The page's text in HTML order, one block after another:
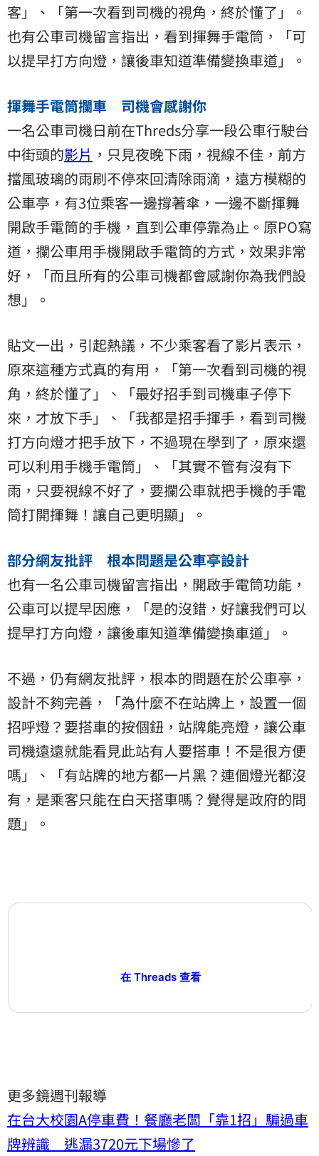
客」、「第一次看到司機的視角，終於懂了」。
也有公車司機留言指出，看到揮舞手電筒，「可
以提早打方向燈，讓後車知道準備變換車道」。
揮舞手電筒攔車 司機會感謝你
一名公車司機日前在Threds分享一段公車行駛台
中街頭的影片 ，只見夜晚下雨，視線不佳，前方
擋風玻璃的雨刷不停來回清除雨滴，遠方模糊的
公車亭，有3位乘客一邊撐著傘，一邊不斷揮舞
開啟手電筒的手機，直到公車停靠為止。原PO寫
道，攔公車用手機開啟手電筒的方式，效果非常
好，「而且所有的公車司機都會感謝你為我們設
想」。
貼文一出，引起熱議，不少乘客看了影片表示，
原來這種方式真的有用，「第一次看到司機的視
角，終於懂了」、「最好招手到司機車子停下
來，才放下手」、「我都是招手揮手，看到司機
打方向燈才把手放下，不過現在學到了，原來還
可以利用手機手電筒」、「其實不管有沒有下
雨 ，只要視線不好了，要攔公車就把手機的手電
筒打開揮舞！讓自己更明顯」。
部分網友批評 根本問題是公車亭設計
也有一名公車司機留言指出，開啟手電筒功能，
公車可以提早因應，「是的沒錯，好讓我們可以
提早打方向燈，讓後車知道準備變換車道」。
不過，仍有網友批評，根本的問題在於公車亭，
設計不夠完善，「為什麼不在站牌上，設置一個
招呼燈？要搭車的按個鈕，站牌能亮燈，讓公車
司機遠遠就能看見此站有人要搭車！不是很方便
嗎」、「有站牌的地方都一片黑？連個燈光都沒
有，是乘客只能在白天搭車嗎？覺得是政府的問
題」。
在 Threads 查看
更多鏡週刊報導
在台大校園A停車費！餐廳老闆「靠1招」騙過車
牌辨識 逃漏3720元下場慘了